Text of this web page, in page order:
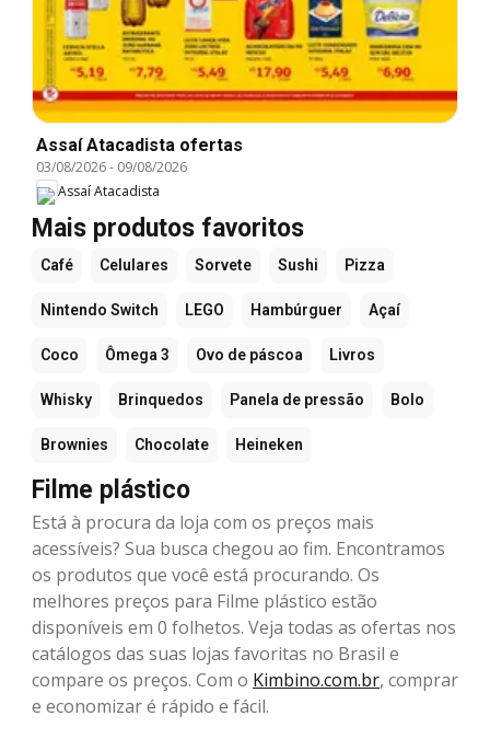
Assaí Atacadista ofertas
03/08/2026- 09/08/2026
Assaí Atacadista
Mais produtos favoritos
Café Celulares Sorvete Sushi Pizza
Nintendo Switch LEGO Hambúrguer Açaí
Coco Ômega 3 Ovo de páscoa Livros
Whisky Brinquedos Panela de pressão Bolo
Brownies Chocolate Heineken
Filme plástico
Está à procura da loja com os preços mais
acessíveis? Sua busca chegou ao fim. Encontramos
os produtos que você está procurando. Os
melhores preços para Filme plástico estão
disponíveis em 0 folhetos. Veja todas as ofertas nos
catálogos das suas lojas favoritas no Brasil e
compare os preços. Com o Kimbino.com.br, comprar
e economizar é rápido e fácil.